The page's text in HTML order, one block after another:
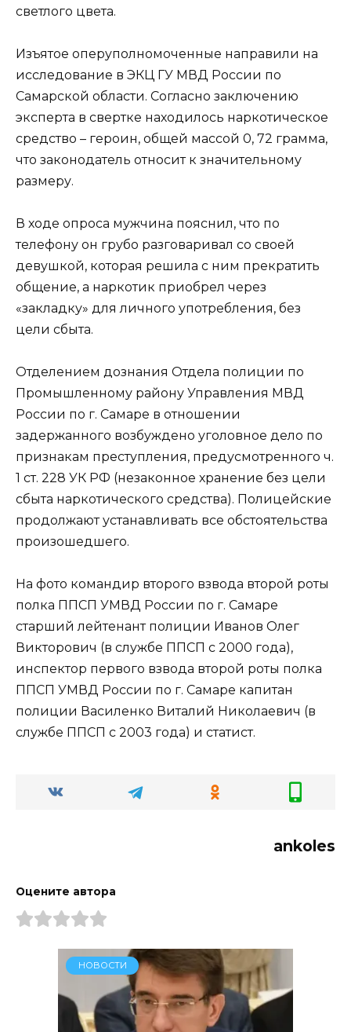
светлого цвета.
Изъятое оперуполномоченные направили на
исследование в ЭКЦ ГУ МВД России по
Самарской области. Согласно заключению
эксперта в свертке находилось наркотическое
средство – героин, общей массой 0, 72 грамма,
что законодатель относит к значительному
размеру.
В ходе опроса мужчина пояснил, что по
телефону он грубо разговаривал со своей
девушкой, которая решила с ним прекратить
общение, а наркотик приобрел через
«закладку» для личного употребления, без
цели сбыта.
Отделением дознания Отдела полиции по
Промышленному району Управления МВД
России по г. Самаре в отношении
задержанного возбуждено уголовное дело по
признакам преступления, предусмотренного ч.
1 ст. 228 УК РФ (незаконное хранение без цели
сбыта наркотического средства). Полицейские
продолжают устанавливать все обстоятельства
произошедшего.
На фото командир второго взвода второй роты
полка ППСП УМВД России по г. Самаре
старший лейтенант полиции Иванов Олег
Викторович (в службе ППСП с 2000 года),
инспектор первого взвода второй роты полка
ППСП УМВД России по г. Самаре капитан
полиции Василенко Виталий Николаевич (в
службе ППСП с 2003 года) и статист.
ankoles
Оцените автора
НОВОСТИ